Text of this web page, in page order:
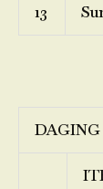
13